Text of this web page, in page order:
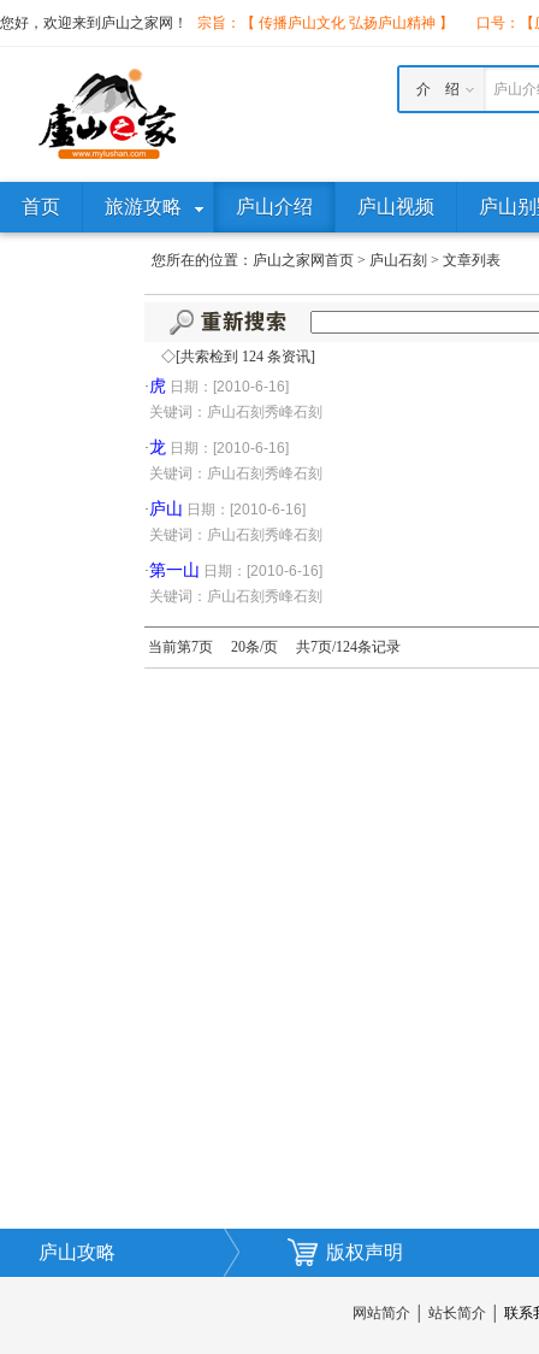
您好，欢迎来到庐山之家网！ 宗旨：【 传播庐山文化 弘扬庐山精神 】 口号：
庐山
介 绍
首页 旅游攻略 庐山介绍 庐山视频 庐山
您所在的位置： 庐山之家网首页 > 庐山石刻 > 文章列表
◇[共索检到 124 条资讯]
· 虎 日期：[2010-6-16]
关键词：庐山石刻秀峰石刻
·龙 日期：[2010-6-16]
关键词：庐山石刻秀峰石刻
· 庐山 日期：[2010-6-16]
关键词：庐山石刻秀峰石刻
·第一山 日期：[2010-6-16]
关键词：庐山石刻秀峰石刻
当前第7页 20条/页 共7页/124条记录
庐山攻略 版权声明
网站简介│ 站长简介│ 联系